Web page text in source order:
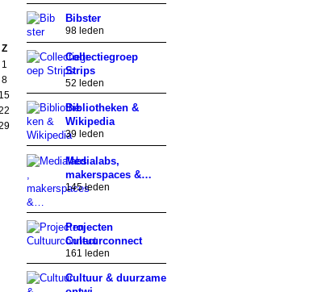
Z
1
8
15
Bibster
98 leden
Collectiegroep
Strips
52 leden
Bibliotheken &
Wikipedia
39 leden
Medialabs,
makerspaces &…
145 leden
Projecten
Cultuurconnect
161 leden
Cultuur & duurzame